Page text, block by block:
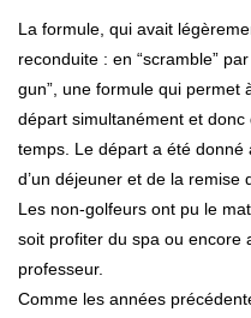
La formule, qui avait
reconduite : en “scramble”
gun”, une formule qui permet
départ simultanément et
temps. Le départ a été donné
d’un déjeuner et de la remise
Les non-golfeurs ont pu le
soit profiter du spa ou encore
professeur.
Comme les années